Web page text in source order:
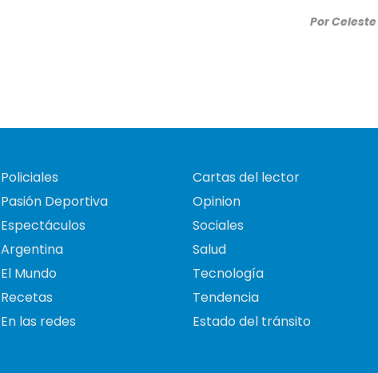
Por
Policiales
Pasión Deportiva
Espectáculos
Argentina
El Mundo
Recetas
En las redes
Cartas del lector
Opinion
Sociales
Salud
Tecnología
Tendencia
Estado del tránsito